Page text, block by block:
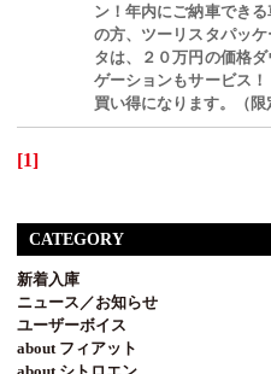
ン！年内にご納車でき
の方、ツーリスタパッ
タは、２０万円の価格
ゲーションもサービス
買い得になります。（限
[1]
CATEGORY
新着入庫
ニュース／お知らせ
ユーザーボイス
about フィアット